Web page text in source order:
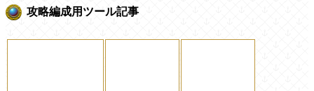
攻略編成用ツール記事